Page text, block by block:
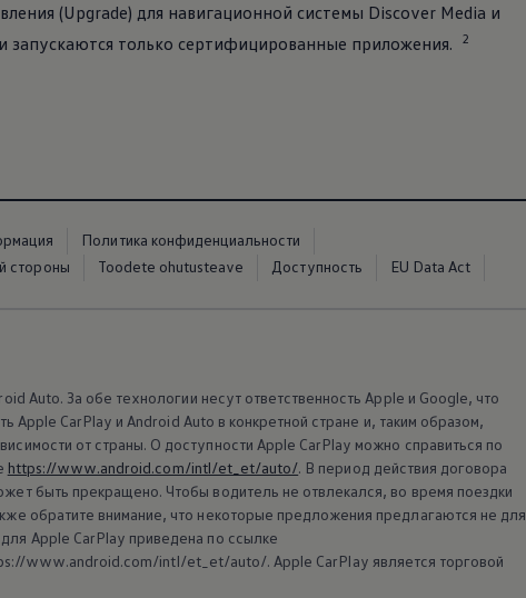
(Upgrade) для навигационной системы Discover Media и
запускаются только сертифицированные приложения.
2
Политика конфиденциальности
стороны Toodete ohutusteave Доступность EU Data Act
Auto. За обе технологии несут ответственность Apple и Google, что
Apple CarPlay и Android Auto в конкретной стране и, таким образом,
от страны. О доступности Apple CarPlay можно справиться по
https://www.android.com/intl/et_et/auto/. В период действия договора
быть прекращено. Чтобы водитель не отвлекался, во время поездки
обратите внимание, что некоторые предложения предлагаются не для
Apple CarPlay приведена по ссылке
www.android.com/intl/et_et/auto/. Apple CarPlay является торговой